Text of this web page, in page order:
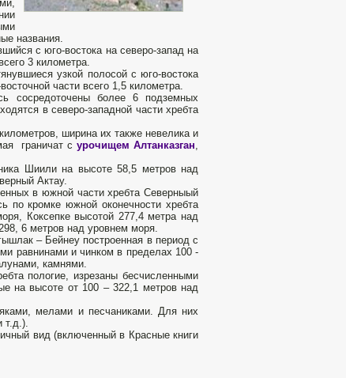
названия.
с юго-востока на северо-запад на
3 километра.
узкой полосой с юго-востока
части всего 1,5 километра.
сосредоточены более 6 подземных
в северо-западной части хребта
ширина их также невелика и
граничат сурочищем Алтанказган,
Шиили на высоте 58,5 метров над
Актау.
в южной части хребта Северныый
по кромке южной оконечности хребта
Коксепке высотой 277,4 метра над
6 метров над уровнем моря.
– Бейнеу построенная в период с
равнинами и чинком в пределах 100 -
камнями.
пологие, изрезаны бесчисленными
на высоте от 100 – 322,1 метров над
мелами и песчаниками. Для них
т.д.).
вид (включенный в Красные книги